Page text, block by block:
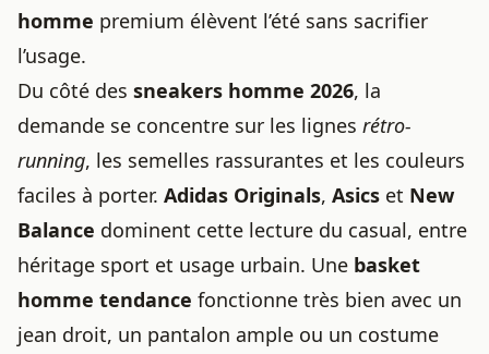
homme premium élèvent l’été sans sacrifier
l’usage.
Du côté des sneakers homme 2026, la
demande se concentre sur les lignes rétro-
running, les semelles rassurantes et les couleurs
faciles à porter. Adidas Originals, Asics et New
Balance dominent cette lecture du casual, entre
héritage sport et usage urbain. Une basket
homme tendance fonctionne très bien avec un
jean droit, un pantalon ample ou un costume